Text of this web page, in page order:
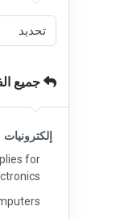
جميع
إلكترونيات
for